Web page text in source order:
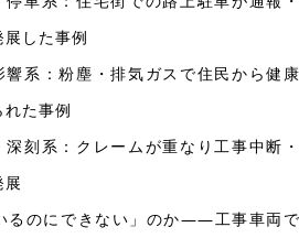
した事例
系：粉塵・排気ガスで住民から健康
た事例
刻系：クレームが重なり工事中断・
展
るのにできない」のか——工事車両で